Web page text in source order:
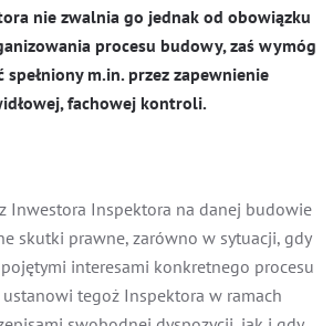
nie zwalnia go jednak od obowiązku
procesu budowy, zaś wymóg
spełniony m.in. przez zapewnienie
fachowej kontroli.
Inwestora Inspektora na danej budowie
skutki prawne, zarówno w sytuacji, gdy
interesami konkretnego procesu
tegoż Inspektora w ramach